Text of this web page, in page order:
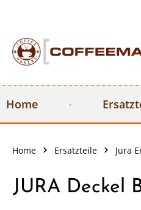
Home
Home Ersatzteile Jura
JURA Deckel